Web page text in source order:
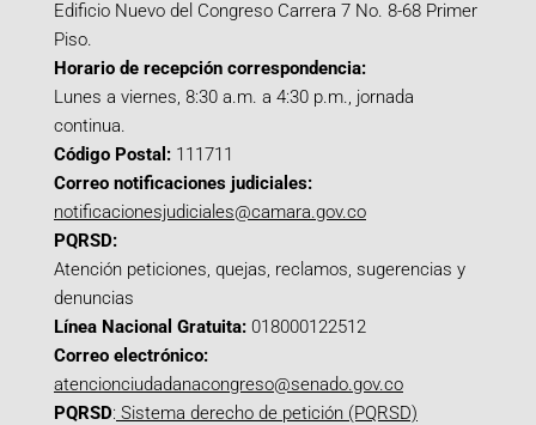
Edificio Nuevo del Congreso Carrera 7 No. 8-68 Primer
Piso.
Horario de recepción correspondencia:
Lunes a viernes, 8:30 a.m. a 4:30 p.m., jornada
continua.
Código Postal: 111711
Correo notificaciones judiciales:
notificacionesjudiciales@camara.gov.co
PQRSD:
Atención peticiones, quejas, reclamos, sugerencias y
denuncias
Línea Nacional Gratuita: 018000122512
Correo electrónico:
atencionciudadanacongreso@senado.gov.co
PQRSD: Sistema derecho de petición (PQRSD)